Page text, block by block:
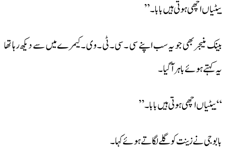
بیٹیاں اچھی ہوتی ہیں بابا۔”
بینک منیجر بھی جو یہ سب اپنے سی ۔سی ۔ٹی ۔وی ۔کیمرے میں سے دیکھ رہا تھا
یہ کہتے ہوئے باہر آ گیا ۔
“بیٹیاں اچھی ہوتی ہیں بابا ۔”
بابوجی نے زینت کو گلے لگاتے ہوئے کہا ۔